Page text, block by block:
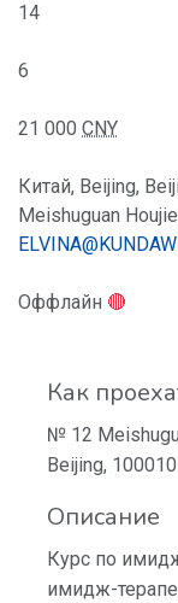
14
6
21 000 CNY
Китай, Beijing,
Meishuguan Houjie
Оффлайн 🔴
Как
№ 12
Beijing, 100010
Описание
Курс по
имидж-